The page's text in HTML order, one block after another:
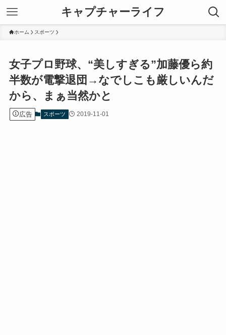
キャプチャーライフ
ホーム スポーツ
女子プロ野球、“美しすぎる”加藤優ら約
半数が電撃退団→なでしこも厳しいんだ
から、まぁ当然かと
広告 スポーツ 2019-11-01